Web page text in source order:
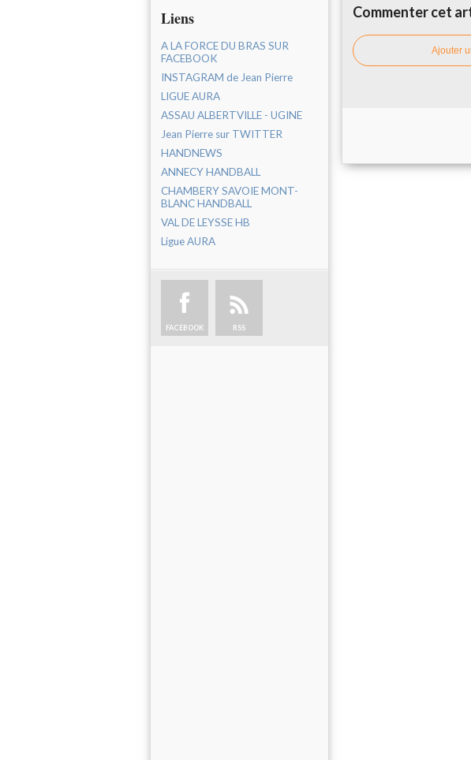
Liens
A LA FORCE DU BRAS SUR
FACEBOOK
INSTAGRAM de Jean Pierre
LIGUE AURA
ASSAU ALBERTVILLE - UGINE
Jean Pierre sur TWITTER
HANDNEWS
ANNECY HANDBALL
CHAMBERY SAVOIE MONT-
BLANC HANDBALL
VAL DE LEYSSE HB
Ligue AURA
FACEBOOK RSS
Commenter cet
Ajouter